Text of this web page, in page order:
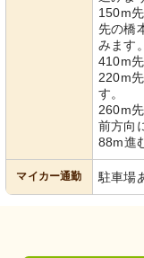
150m
先の橋
みます。
410m
220m
す。
260m
前方向
88m進
マイカー通勤 駐車場